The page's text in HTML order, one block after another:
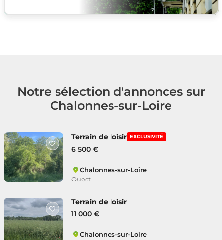
Notre sélection d'annonces sur
Chalonnes-sur-Loire
Terrain de loisir EXCLUSIVITÉ
6 500 €
Chalonnes-sur-Loire
Ouest
Terrain de loisir
11 000 €
Chalonnes-sur-Loire